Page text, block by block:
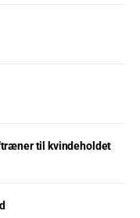
til kvindeholdet